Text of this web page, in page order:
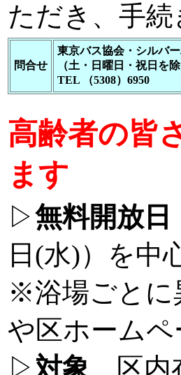
ただき、手
問合せ
東京バス協会・シルバ
（土・日曜日・祝日を
TEL （5308）6950
高齢者の皆
ます
▷無料開放日
日(水)）を中
※浴場ごとに
や区ホーム
▷対象区内